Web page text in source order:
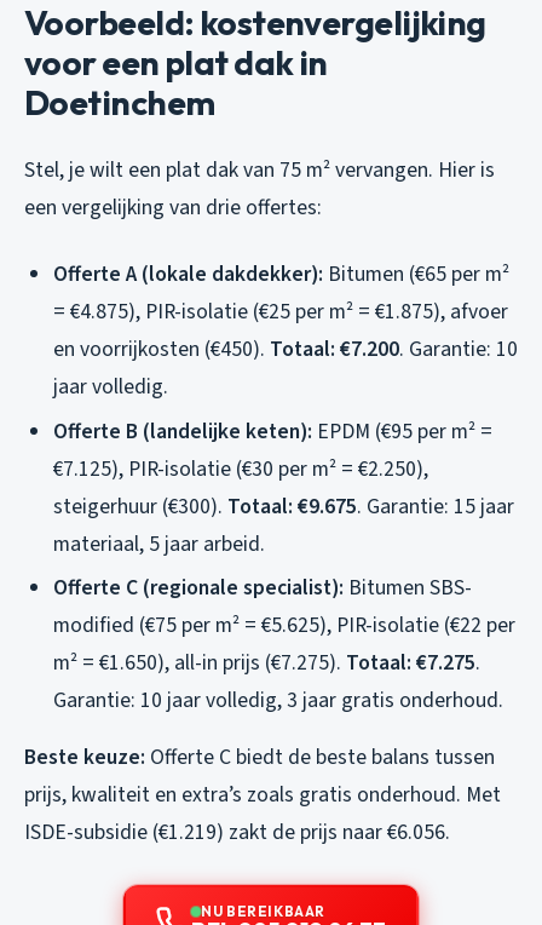
Voorbeeld: kostenvergelijking
voor een plat dak in
Doetinchem
Stel, je wilt een plat dak van 75 m² vervangen. Hier is
een vergelijking van drie offertes:
Offerte A (lokale dakdekker): Bitumen (€65 per m²
= €4.875), PIR-isolatie (€25 per m² = €1.875), afvoer
en voorrijkosten (€450). Totaal: €7.200. Garantie: 10
jaar volledig.
Offerte B (landelijke keten): EPDM (€95 per m² =
€7.125), PIR-isolatie (€30 per m² = €2.250),
steigerhuur (€300). Totaal: €9.675. Garantie: 15 jaar
materiaal, 5 jaar arbeid.
Offerte C (regionale specialist): Bitumen SBS-
modified (€75 per m² = €5.625), PIR-isolatie (€22 per
m² = €1.650), all-in prijs (€7.275). Totaal: €7.275.
Garantie: 10 jaar volledig, 3 jaar gratis onderhoud.
Beste keuze: Offerte C biedt de beste balans tussen
prijs, kwaliteit en extra’s zoals gratis onderhoud. Met
ISDE-subsidie (€1.219) zakt de prijs naar €6.056.
NU BEREIKBAAR